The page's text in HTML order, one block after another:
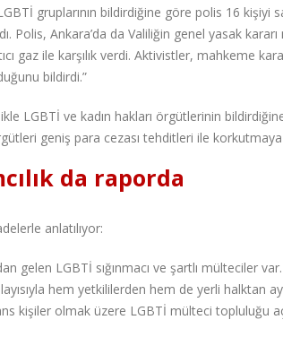
gruplarının bildirdiğine göre polis 16 kişiyi
Polis, Ankara’da da Valiliğin genel yasak
gaz ile karşılık verdi. Aktivistler, mahkeme
bildirdi.”
LGBTİ ve kadın hakları örgütlerinin
geniş para cezası tehditleri ile korkutmaya
da raporda
anlatılıyor:
gelen LGBTİ sığınmacı ve şartlı mülteciler
hem yetkililerden hem de yerli halktan
kişiler olmak üzere LGBTİ mülteci topluluğu